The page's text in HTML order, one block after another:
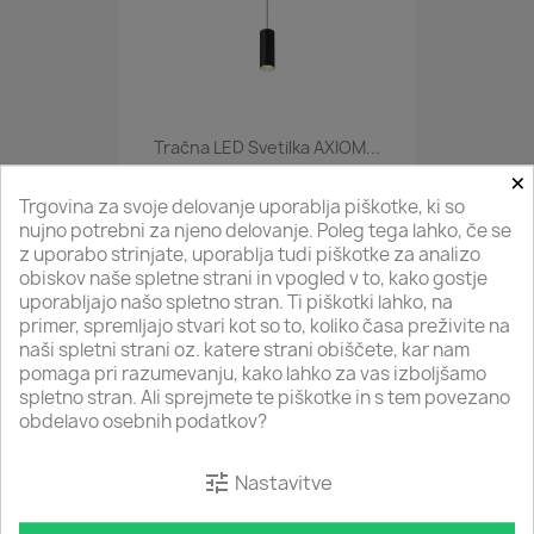
Tračna LED Svetilka AXIOM...
favorite_border
×
Trgovina za svoje delovanje uporablja piškotke, ki so
nujno potrebni za njeno delovanje. Poleg tega lahko, če se
z uporabo strinjate, uporablja tudi piškotke za analizo
obiskov naše spletne strani in vpogled v to, kako gostje
uporabljajo našo spletno stran. Ti piškotki lahko, na
primer, spremljajo stvari kot so to, koliko časa preživite na
naši spletni strani oz. katere strani obiščete, kar nam
pomaga pri razumevanju, kako lahko za vas izboljšamo
spletno stran. Ali sprejmete te piškotke in s tem povezano
obdelavo osebnih podatkov?
tune Nastavitve